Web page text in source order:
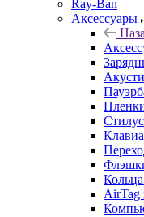
Ray-Ban
Аксессуары
AirTag